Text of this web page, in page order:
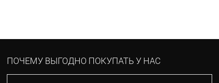
ПОЧЕМУ ВЫГОДНО ПОКУПАТЬ У НАС